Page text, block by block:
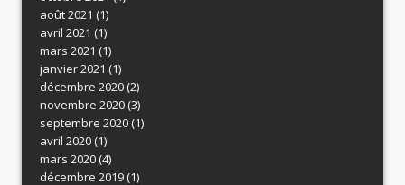
août 2021 (1)
avril 2021 (1)
mars 2021 (1)
janvier 2021 (1)
décembre 2020(2)
novembre 2020(3)
septembre 2020(1)
avril 2020(1)
mars 2020(4)
décembre 2019(1)